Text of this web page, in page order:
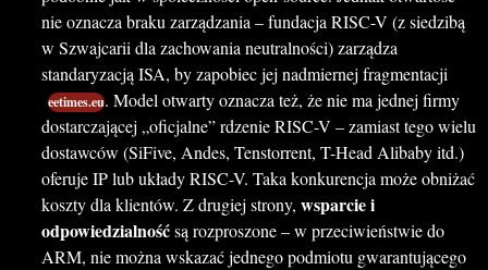
nie oznacza braku zarządzania – fundacja RISC-V (z siedzibą
w Szwajcarii dla zachowania neutralności) zarządza
standaryzacją ISA, by zapobiec jej nadmiernej fragmentacji
eetimes.eu. Model otwarty oznacza też, że nie ma jednej firmy
dostarczającej „oficjalne” rdzenie RISC-V – zamiast tego wielu
dostawców (SiFive, Andes, Tenstorrent, T-Head Alibaby itd.)
oferuje IP lub układy RISC-V. Taka konkurencja może obniżać
koszty dla klientów. Z drugiej strony, wsparcie i
odpowiedzialnośćsą rozproszone – w przeciwieństwie do
ARM, nie można wskazać jednego podmiotu gwarantującego